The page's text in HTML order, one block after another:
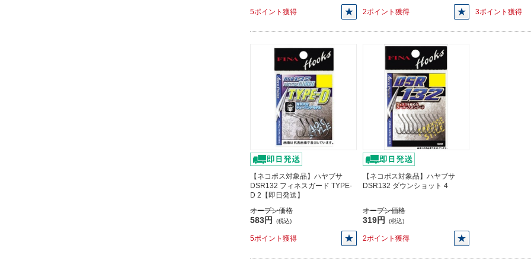
5ポイント獲得 2ポイント獲得 3ポイント獲得
【ネコポス対象品】ハヤブサ
DSR132 フィネスガード TYPE-
D 2【即日発送】
オープン価格
583円 (税込)
5ポイント獲得
【ネコポス対象品】ハヤブサ
DSR132 ダウンショット 4
オープン価格
319円 (税込)
2ポイント獲得